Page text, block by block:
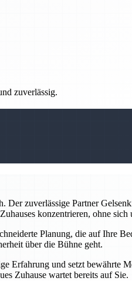
zuverlässig.
zuverlässige Partner
konzentrieren, ohne
Planung, die auf Ihre
über die Bühne geht.
Erfahrung und setzt bewährte
Zuhause wartet bereits auf Sie.